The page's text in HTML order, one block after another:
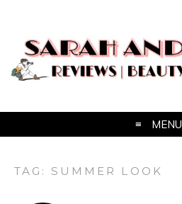
MENU
TAG: SUMMER LOOK